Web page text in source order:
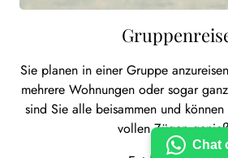
Sie planen in einer Gruppe
mehrere Wohnungen oder sogar
sind Sie alle beisammen und
vollen Zügen
Chat